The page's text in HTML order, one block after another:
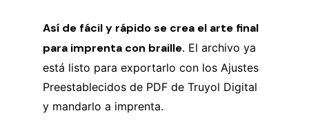
Así de fácil y rápido se crea el arte final
para imprenta con braille. El archivo ya
está listo para exportarlo con los Ajustes
Preestablecidos de PDF de Truyol Digital
y mandarlo a imprenta.